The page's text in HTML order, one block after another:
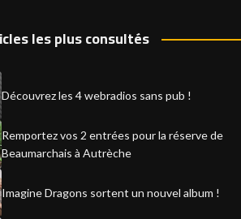
les plus consultés
Découvrez les 4 webradios sans pub !
Remportez vos 2 entrées pour la réserve de
Beaumarchais à Autrèche
Imagine Dragons sortent un nouvel album !